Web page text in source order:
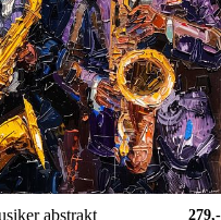
abstrakt 279,-